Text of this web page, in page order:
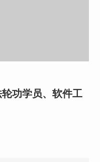
功学员、软件工